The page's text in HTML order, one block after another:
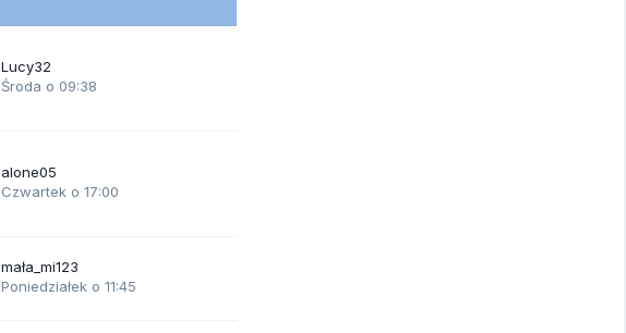
Lucy32
Środa o 09:38
alone05
Czwartek o 17:00
mała_mi123
Poniedziałek o 11:45